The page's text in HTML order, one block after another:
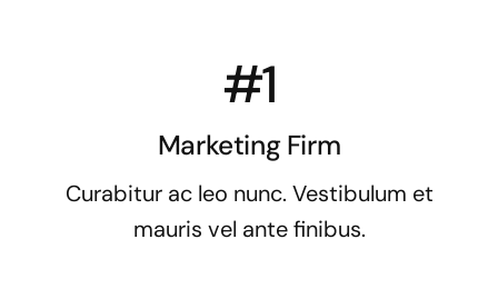
#1
Marketing Firm
Curabitur ac leo nunc. Vestibulum et
mauris vel ante finibus.